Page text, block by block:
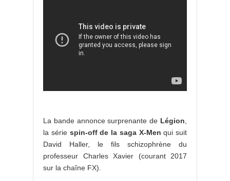
La bande annonce surprenante de Légion
la série spin-off de la saga X-Men qui suit
David Haller, le fils schizophrène du
professeur Charles Xavier (courant 2017
sur la chaîne FX).